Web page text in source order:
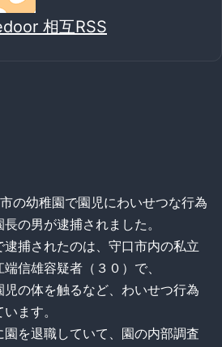
相互RSS
の幼稚園で園児にわいせつな行為
の男が逮捕されました。
捕されたのは、守口市内の私立
信雄容疑者（３０）で、
の体を触るなど、わいせつ行為
ます。
を退職していて、園の内部調査